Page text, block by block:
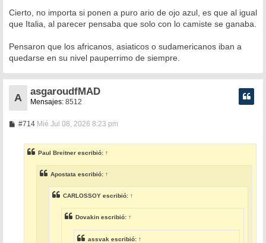
Cierto, no importa si ponen a puro ario de ojo azul, es que al igual
que Italia, al parecer pensaba que solo con lo camiste se ganaba.
Pensaron que los africanos, asiaticos o sudamericanos iban a
quedarse en su nivel pauperrimo de siempre.
A
asgaroudfMAD
Mensajes: 8512
#714M
s
a
Mié Jul 08, 2026 8:23 pm
Paul Breitner escribió: ↑
Apostata escribió: ↑
CARLOSSOY escribió: ↑
Dovakin escribió: ↑
assvak escribió: ↑